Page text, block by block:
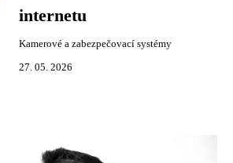
internetu
Kamerové a zabezpečovací systémy
27. 05. 2026